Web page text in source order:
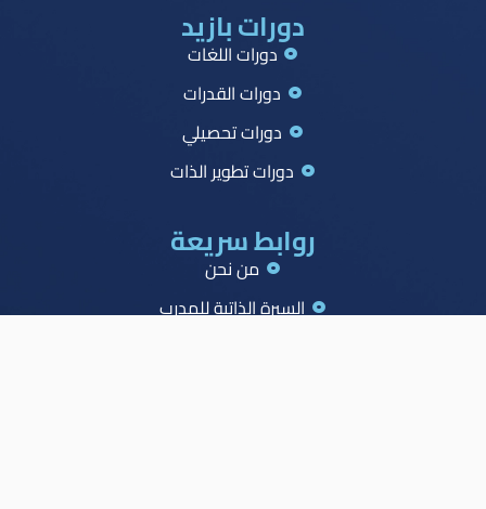
دورات بازيد
دورات اللغات
دورات القدرات
دورات تحصيلي
دورات تطوير الذات
روابط سريعة
من نحن
السيرة الذاتية للمدرب